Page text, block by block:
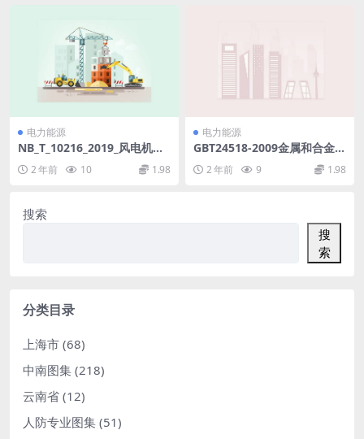
电力能源
NB_T_10216_2019_风电机组
钢塔筒设计制造安装规范.pdf
2 年前 10 1.98
电力能源
GBT24518-2009金属和合金的
腐蚀应力腐蚀室外暴露试验方
法.pdf
2 年前 9 1.98
搜索
搜
索
分类目录
上海市 (68)
中南图集 (218)
云南省 (12)
人防专业图集 (51)